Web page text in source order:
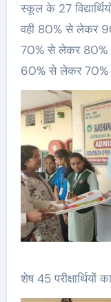
स्कूल के 27
वही 80% से लेकर
70% से लेकर 80%
60% से लेकर 70%
शेष 45